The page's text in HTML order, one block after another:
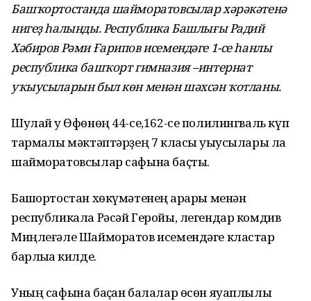
Башҡортостанда шайморатовсылар хәрәкәтенә
нигеҙ һалынды. Республика Башлығы Радий
Хәбиров Рәми Ғарипов исемендәге 1-се һанлы
республика башҡорт гимназия –интернат
уҡыусыларын был көн менән шәхсән ҡотланы.
Шулай уҡ Өфөнөң 44-се,162-се полилингваль күп
тармаҡлы мәктәптәрҙең 7 класы уҡыусылары ла
шайморатовсылар сафына баҫты.
Башҡортостан хөкүмәтенең ҡарары менән
республикала Рәсәй Геройы, легендар комдив
Миңлеғәле Шайморатов исемендәге кластар
барлыҡҡа килде.
Уның сафына баҫҡан балалар өсөн яуаплылыҡ